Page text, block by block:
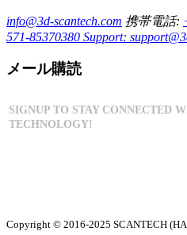
info@3d-scantech.com 携帯電話:
571-85370380 Support:
メール購読
Copyright © 2016-2025 SCANTECH